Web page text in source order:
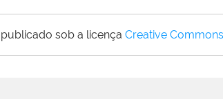
sob a licença Creative